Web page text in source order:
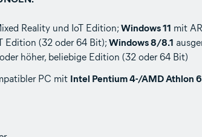
Reality und IoT Edition; Windows 11 mit
Edition (32 oder 64 Bit); Windows 8/8.1
höher, beliebige Edition (32 oder 64 Bit)
PC mit Intel Pentium 4-/AMD Athlon